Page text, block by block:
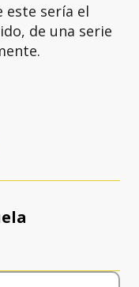
este sería el
de una serie